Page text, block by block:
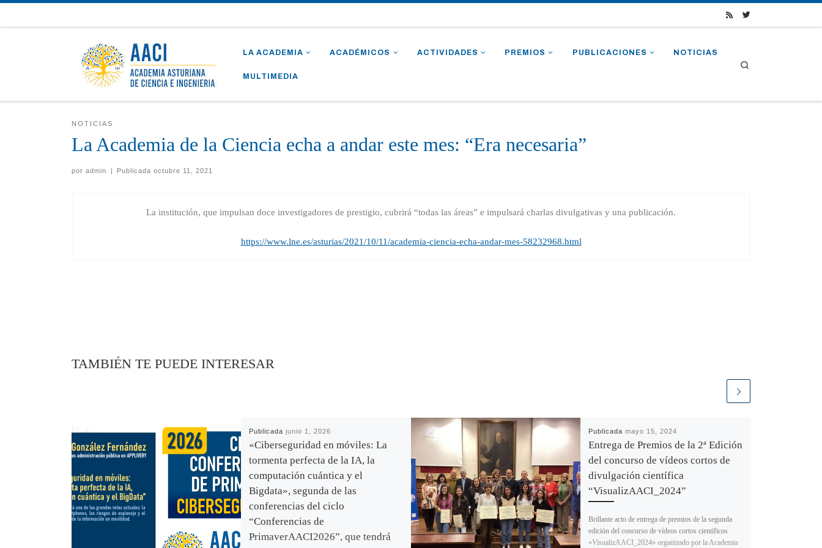
LA ACADEMIA ACADÉMICOS ACTIVIDADES PREMIOS PUBLICACIONES NOTICIAS
MULTIMEDIA
NOTICIAS
La Academia de la Ciencia echa a andar este mes: “Era necesaria”
por admin | Publicadaoctubre 11, 2021
La institución, que impulsan doce investigadores de prestigio, cubrirá “todas las áreas” e impulsará charlas divulgativas y una publicación.
https://www.lne.es/asturias/2021/10/11/academia-ciencia-echa-andar-mes-58232968.html
TAMBIÉN TE PUEDE INTERESAR
Publicada junio 1, 2026
«Ciberseguridad en móviles: La
tormenta perfecta de la IA, la
computación cuántica y el
Bigdata», segunda de las
conferencias del ciclo
“Conferencias de
PrimaverAACI2026”, que tendrá
Publicada mayo 15, 2024
Entrega de Premios de la 2ª Edición
del concurso de vídeos cortos de
divulgación científica
“VisualizAACI_2024”
Brillante acto de entrega de premios de la segunda
edición del concurso de vídeos cortos científicos
«VisualizAACI_2024» organizado por la Academia